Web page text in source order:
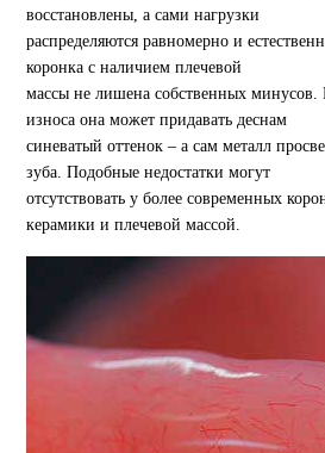
восстановлены, а сами нагрузки
распределяются равномерно и
коронка с наличием плечевой
массы не лишена собственных
износа она может придавать деснам
синеватый оттенок – а сам металл
зуба. Подобные недостатки могут
отсутствовать у более современных
керамики и плечевой массой.